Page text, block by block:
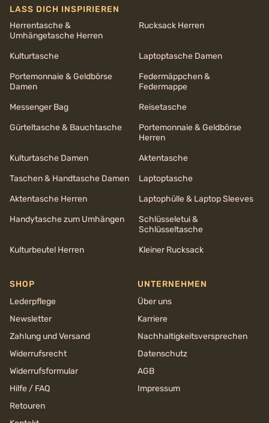
LASS DICH INSPIRIEREN
Herrentasche &
Umhängetasche Herren
Rucksack Herren
Kulturtasche
Laptoptasche Damen
Portemonnaie & Geldbörse
Damen
Federmäppchen &
Federmappe
Messenger Bag
Reisetasche
Gürteltasche & Bauchtasche
Portemonnaie & Geldbörse
Herren
Kulturtasche Damen
Aktentasche
Taschen & Handtasche Damen
Laptoptasche
Aktentasche Herren
Laptophülle & Laptop Sleeves
Handytasche zum Umhängen
Schlüsseletui &
Schlüsseltasche
Kulturbeutel Herren
Kleiner Rucksack
SHOP
Lederpflege
Newsletter
Zahlung und Versand
Widerrufsrecht
Widerrufsformular
Hilfe / FAQ
Retouren
UNTERNEHMEN
Über uns
Karriere
Nachhaltigkeits­versprechen
Datenschutz
AGB
Impressum